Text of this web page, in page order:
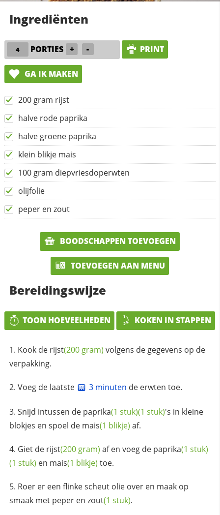
Ingrediënten
PORTIES + - PRINT
GA IK MAKEN
200 gram rijst
halve rode paprika
halve groene paprika
klein blikje mais
100 gram diepvriesdoperwten
olijfolie
peper en zout
BOODSCHAPPEN TOEVOEGEN
TOEVOEGEN AAN MENU
Bereidingswijze
TOON HOEVEELHEDEN KOKEN IN STAPPEN
Kook de rijst(200 gram) volgens de gegevens op de
verpakking.
Voeg de laatste 3 minuten de erwten toe.
Snijd intussen de paprika(1 stuk)(1 stuk)'s in kleine
blokjes en spoel de mais(1 blikje) af.
Giet de rijst(200 gram) af en voeg de paprika(1 stuk)
(1 stuk) en mais(1 blikje) toe.
Roer er een flinke scheut olie over en maak op
smaak met peper en zout(1 stuk).